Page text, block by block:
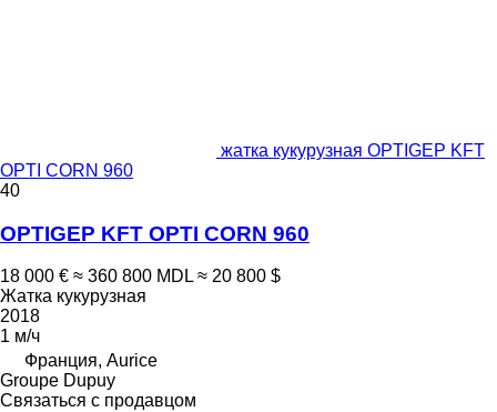
жатка кукурузная OPTIGEP KFT
OPTI CORN 960
40
OPTIGEP KFT OPTI CORN 960
18 000 € ≈ 360 800 MDL ≈ 20 800 $
Жатка кукурузная
2018
1 м/ч
Франция, Aurice
Groupe Dupuy
Связаться с продавцом